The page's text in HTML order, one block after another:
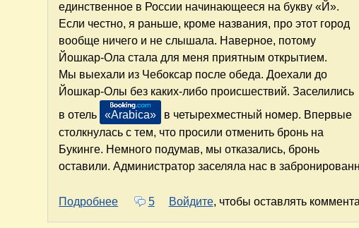
единственное в России начинающееся на букву «Й».
Если честно, я раньше, кроме названия, про этот город
вообще ничего и не слышала. Наверное, потому
Йошкар-Ола стала для меня приятным открытием.
Мы выехали из Чебоксар после обеда. Доехали до
Йошкар-Олы без каких-либо происшествий. Заселились
в отель
«Arabica»
в четырехместный номер. Впервые
столкнулась с тем, что просили отменить бронь на
Букинге. Немного подумав, мы отказались, бронь
оставили. Администратор заселяла нас в
Подробнее о Лето 2020 года, или "Корона Российской
5 Войдите, чтобы оставлять